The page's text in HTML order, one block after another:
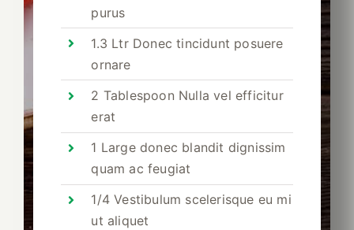
purus
1.3 Ltr Donec tincidunt posuere
ornare
2 Tablespoon Nulla vel efficitur
erat
1 Large donec blandit dignissim
quam ac feugiat
1/4 Vestibulum scelerisque eu mi
ut aliquet